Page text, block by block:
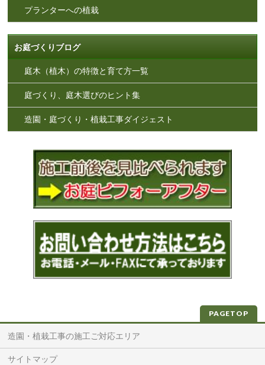
プランターへの植栽
お庭づくりブログ
庭木（植木）の特徴と育て方一覧
庭づくり、庭木選びのヒント集
造園・庭づくり・植栽工事ダイジェスト
PAGETOP
造園・植栽工事の施工ご対応エリア
サイトマップ